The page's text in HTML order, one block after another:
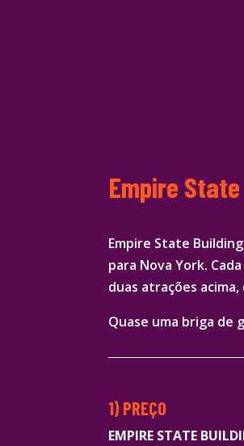
Empire
Empire State
para Nova York.
duas atrações
Quase uma briga de
1) PREÇO
EMPIRE STATE